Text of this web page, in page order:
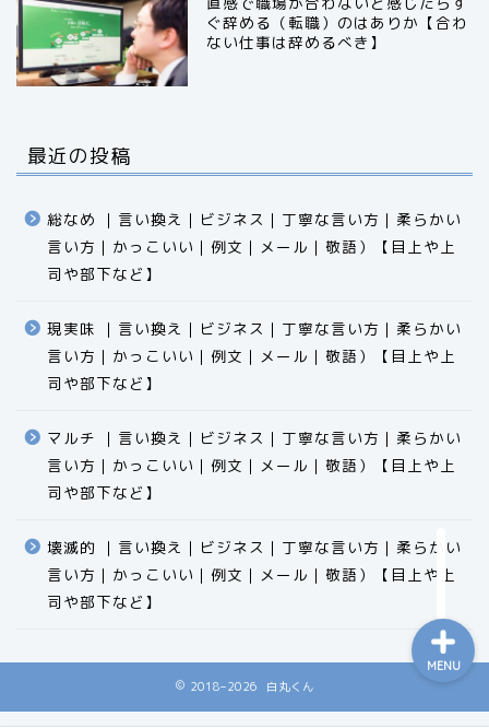
ぐ辞める（転職）のはありか【合わ
ない仕事は辞めるべき】
最近の投稿
総なめ ｜言い換え｜ビジネス｜丁寧な言い方｜柔らかい
言い方｜かっこいい｜例文｜メール｜敬語）【目上や上
司や部下など】​​​​​​​​​​​​​​​​
現実味 ｜言い換え｜ビジネス｜丁寧な言い方｜柔らかい
言い方｜かっこいい｜例文｜メール｜敬語）【目上や上
司や部下など】​​​​​​​​​​​​​​​​
マルチ ｜言い換え｜ビジネス｜丁寧な言い方｜柔らかい
言い方｜かっこいい｜例文｜メール｜敬語）【目上や上
司や部下など】​​​​​​​​​​​​​​​​
壊滅的 ｜言い換え｜ビジネス｜丁寧な言い方｜柔らかい
言い方｜かっこいい｜例文｜メール｜敬語）【目上や上
司や部下など】​​​​​​​​​​​​​​​​
2018–2026 白丸くん
MENU
食品
科学
ビジネス用語